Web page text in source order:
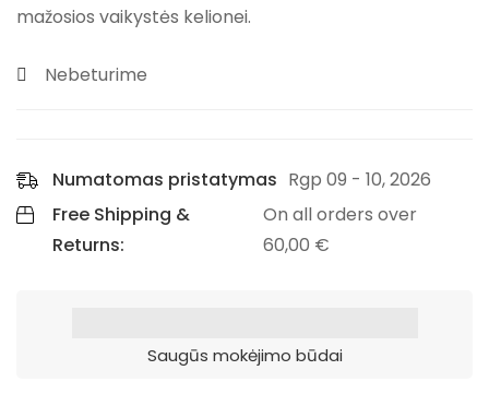
mažosios vaikystės kelionei.
Nebeturime
Numatomas pristatymas Rgp 09 - 10, 2026
Free Shipping &
Returns:
On all orders over
60,00 €
Saugūs mokėjimo būdai